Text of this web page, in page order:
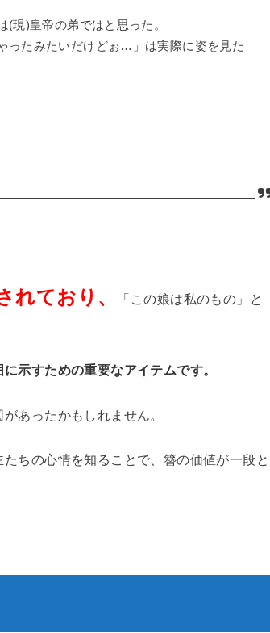
(現)皇帝の弟ではと思った。
ったみたいだけどぉ…」は実際に姿を見た
れており、
「この娘は私のもの」と
示すための重要なアイテムです。
あったかもしれません。
ちの心情を知ることで、簪の価値が一段と